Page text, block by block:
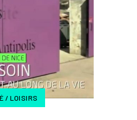
/ LOISIRS